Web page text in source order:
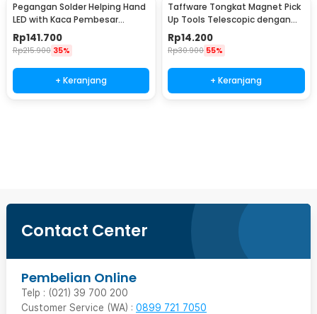
Pegangan Solder Helping Hand
LED with Kaca Pembesar
Magnifier 3X/4.5X - TH-7023
Rp141.700
Rp215.900 35%
+ Keranjang
Taffware Tongkat Magnet Pick
Up Tools Telescopic dengan
Lampu LED - GJ0347
Rp14.200
Rp30.900 55%
+ Keranjang
Contact Center
Pembelian Online
Telp : (021) 39 700 200
Customer Service (WA) : 0899 721 7050